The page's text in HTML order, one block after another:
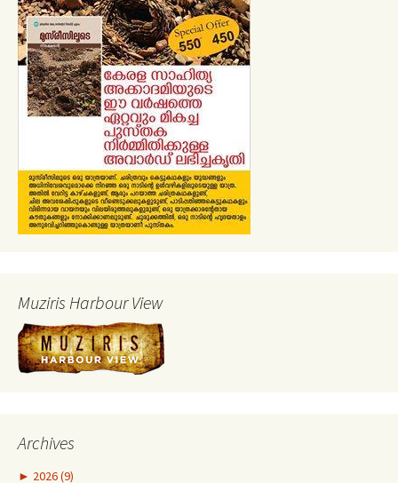
Muziris Harbour View
Archives
► 2026 (9)